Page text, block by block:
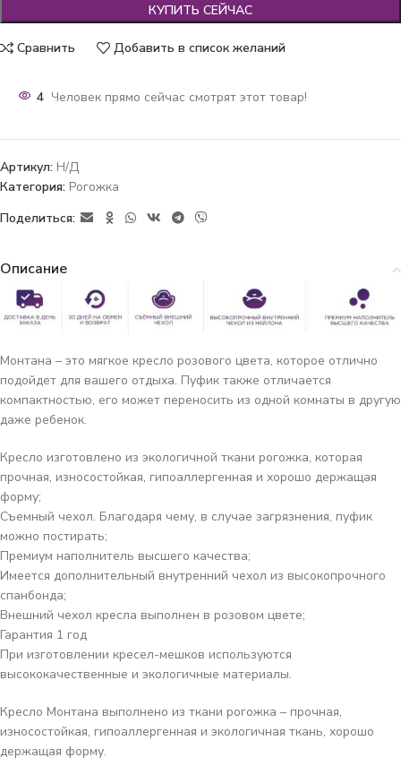
КУПИТЬ СЕЙЧАС
Сравнить Добавить в список желаний
4 Человек прямо сейчас смотрят этот товар!
Артикул: Н/Д
Категория: Рогожка
Поделиться:
Описание
Монтана – это мягкое кресло розового цвета, которое отлично
подойдет для вашего отдыха. Пуфик также отличается
компактностью, его может переносить из одной комнаты в другую
даже ребенок.
Кресло изготовлено из экологичной ткани рогожка, которая
прочная, износостойкая, гипоаллергенная и хорошо держащая
форму;
Съемный чехол. Благодаря чему, в случае загрязнения, пуфик
можно постирать;
Премиум наполнитель высшего качества;
Имеется дополнительный внутренний чехол из высокопрочного
спанбонда;
Внешний чехол кресла выполнен в розовом цвете;
Гарантия 1 год
При изготовлении кресел-мешков используются
высококачественные и экологичные материалы.
Кресло Монтана выполнено из ткани рогожка – прочная,
износостойкая, гипоаллергенная и экологичная ткань, хорошо
держащая форму.